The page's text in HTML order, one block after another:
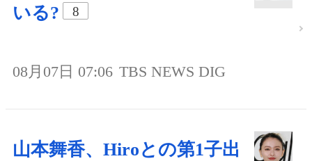
いる?
8
08月07日 07:06 TBS NEWS DIG
山本舞香、Hiroとの第1子出